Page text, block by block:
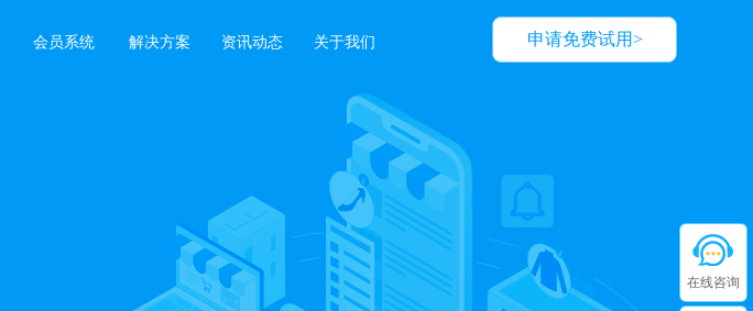
申请免费试用>
会员系统 解决方案 资讯动态 关于我们
在线咨询